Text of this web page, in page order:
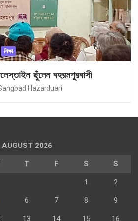
শিক্ষা
ছুঁলেন বহরমপুরবাসী
Hazarduari
AUGUST 2026
T F S S
1 2
6 7 8 9
13 14 15 16